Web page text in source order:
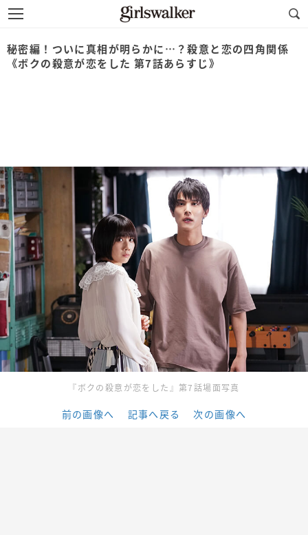
秘密編！ついに真相が明らかに…？殺意と恋の四角関係
《ボクの殺意が恋をした 第7話あらすじ》
『ボクの殺意が恋をした』第7話場面写真
前の画像へ 記事へ戻る 次の画像へ